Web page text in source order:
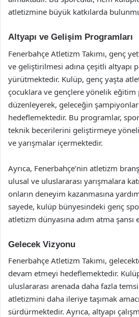
atletizmine büyük katkılarda
Altyapı ve Gelişim Programları
Fenerbahçe Atletizm Takımı, genç
ve geliştirilmesi adına çeşitli altyapı
yürütmektedir. Kulüp, genç yaşta
çocuklara ve gençlere yönelik eğitim
düzenleyerek, geleceğin
hedeflemektedir. Bu programlar,
teknik becerilerini geliştirmeye
ve yarışmalar içermektedir.
Ayrıca, Fenerbahçe’nin atletizm
ulusal ve uluslararası yarışmalara
onların deneyim kazanmasına
sayede, kulüp bünyesindeki genç
atletizm dünyasına adım atma şansı
Gelecek Vizyonu
Fenerbahçe Atletizm Takımı,
devam etmeyi hedeflemektedir.
uluslararası arenada daha fazla
atletizmini daha ileriye taşımak
sürdürmektedir. Ayrıca, altyapı